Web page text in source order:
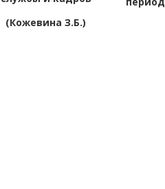
(Кожевина З.Б.)